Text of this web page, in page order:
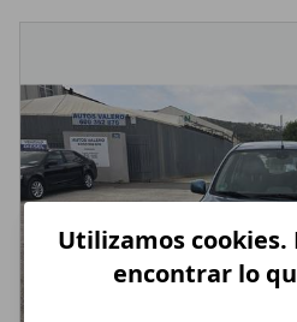
Utilizamos cookies.
encontrar lo